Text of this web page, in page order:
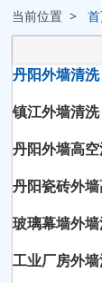
当前位置 >
丹阳外墙清洗
镇江外墙清洗
丹阳外墙高
丹阳瓷砖外
玻璃幕墙外
工业厂房外